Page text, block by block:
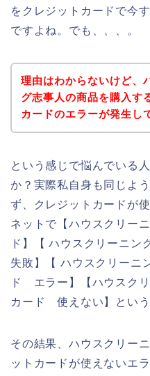
をクレジットカードで今
ですよね。でも、、、。
理由はわからないけど、
グ志事人の商品を購入す
カードのエラーが発生し
という感じで悩んでいる
か？実際私自身も同じよ
ず、クレジットカードが
ネットで【ハウスクリー
ド】【 ハウスクリーニ
失敗】【 ハウスクリーニ
ド エラー】【ハウスク
カード 使えない】という
その結果、ハウスクリー
ットカードが使えないエ